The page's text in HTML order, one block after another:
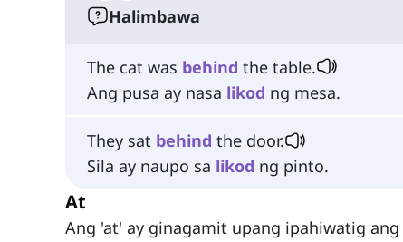
Halimbawa
The cat was behind the table.
Ang pusa ay nasa likod ng mesa.
They sat behind the door.
Sila ay naupo sa likod ng pinto.
At
Ang 'at' ay ginagamit upang ipahiwatig ang